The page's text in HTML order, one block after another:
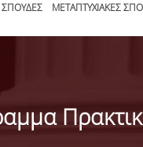
ΣΠΟΥΔΕΣ ΜΕΤΑΠΤΥΧΙΑΚΕΣ